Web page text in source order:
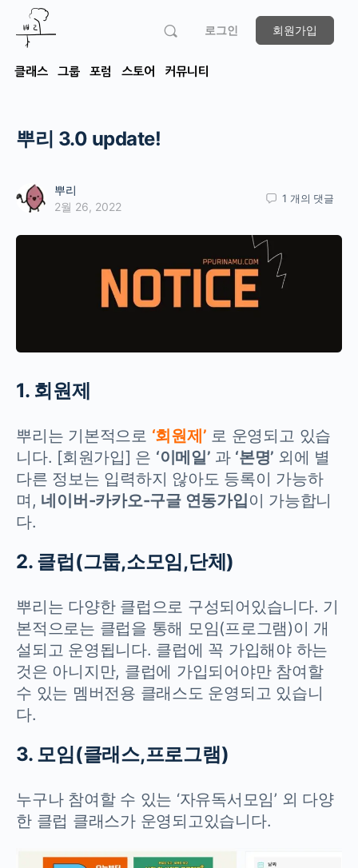
로그인 회원가입
클래스 그룹 포럼 스토어 커뮤니티
뿌리 3.0 update!
뿌리
2월 26, 2022
1 개의 댓글
1. 회원제
뿌리는 기본적으로 ‘회원제’ 로 운영되고 있습
니다. [회원가입] 은 ‘이메일’ 과 ‘본명’ 외에 별
다른 정보는 입력하지 않아도 등록이 가능하
며, 네이버-카카오-구글 연동가입 이 가능합니
다.
2. 클럽(그룹,소모임,단체)
뿌리는 다양한 클럽으로 구성되어있습니다. 기
본적으로는 클럽을 통해 모임(프로그램)이 개
설되고 운영됩니다. 클럽에 꼭 가입해야 하는
것은 아니지만, 클럽에 가입되어야만 참여할
수 있는 멤버전용 클래스도 운영되고 있습니
다.
3. 모임(클래스,프로그램)
누구나 참여할 수 있는 ‘자유독서모임’ 외 다양
한 클럽 클래스가 운영되고있습니다.